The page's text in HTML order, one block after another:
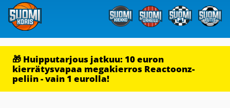
🎁 Huipputarjous jatkuu: 10 euron
kierrätysvapaa megakierros Reactoonz-
peliin - vain 1 eurolla!